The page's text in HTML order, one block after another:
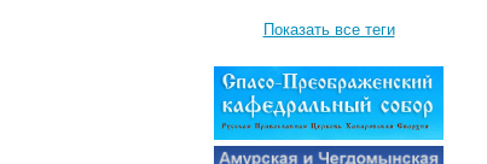
Показать все теги